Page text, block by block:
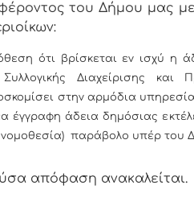
του Δήμου μας
ότι βρίσκεται εν ισχύ η
Διαχείρισης και
στην αρμόδια
έγγραφη άδεια δημόσιας
παράβολο υπέρ του
απόφαση ανακαλείται.